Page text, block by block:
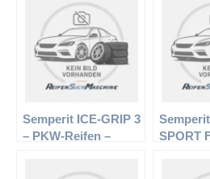
Semperit ICE-GRIP 3
– PKW-Reifen –
SPORT